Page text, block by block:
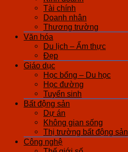
Tài chính
Doanh nhân
Thương trường
Văn hóa
Du lịch – Ẩm thực
Đẹp
Giáo dục
Học bổng – Du học
Học đường
Tuyển sinh
Bất động sản
Dự án
Không gian sống
Thị trường bất động sản
Công nghệ